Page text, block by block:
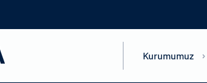
Kurumumuz